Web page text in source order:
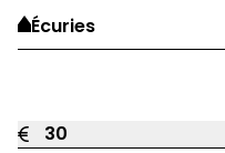
Écuries
30